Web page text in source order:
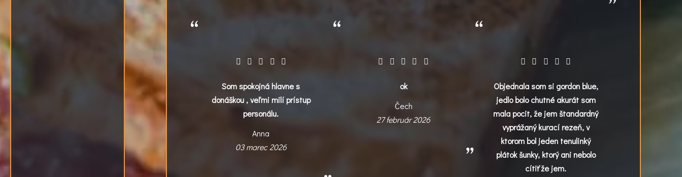
Som spokojná hlavne s
donáškou , veľmi milí prístup
personálu.
Anna
03 marec 2026
ok
Čech
27 február 2026
Objednala som si gordon blue,
jedlo bolo chutné akurát som
mala pocit, že jem štandardný
vyprážaný kurací rezeň, v
ktorom bol jeden tenulinký
plátok šunky, ktorý ani nebolo
cítiť že jem.